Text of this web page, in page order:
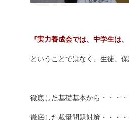
『実力養成会では、中学生は
ということではなく、生徒、
徹底した基礎基本から・・・
徹底した裁量問題対策・・・